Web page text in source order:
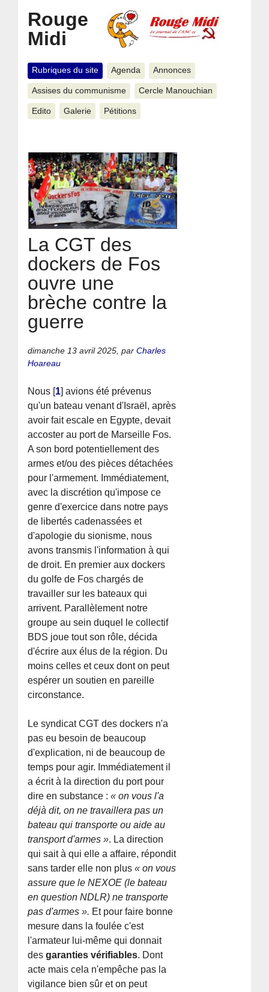
Rouge
Midi
Rubriques du site Agenda Annonces
Assises du communisme Cercle Manouchian
Edito Galerie Pétitions
La CGT des
dockers de Fos
ouvre une
brèche contre la
guerre
dimanche 13 avril 2025 ,parCharles
Hoareau
Nous [1] avions été prévenus
qu'un bateau venant d'Israël, après
avoir fait escale en Egypte, devait
accoster au port de Marseille Fos.
A son bord potentiellement des
armes et/ou des pièces détachées
pour l'armement. Immédiatement,
avec la discrétion qu'impose ce
genre d'exercice dans notre pays
de libertés cadenassées et
d'apologie du sionisme, nous
avons transmis l'information à qui
de droit. En premier aux dockers
du golfe de Fos chargés de
travailler sur les bateaux qui
arrivent. Parallèlement notre
groupe au sein duquel le collectif
BDS joue tout son rôle, décida
d'écrire aux élus de la région. Du
moins celles et ceux dont on peut
espérer un soutien en pareille
circonstance.
Le syndicat CGT des dockers n'a
pas eu besoin de beaucoup
d'explication, ni de beaucoup de
temps pour agir. Immédiatement il
a écrit à la direction du port pour
dire en substance :« on vous l'a
déjà dit, on ne travaillera pas un
bateau qui transporte ou aide au
transport d'armes ». La direction
qui sait à qui elle a affaire, répondit
sans tarder elle non plus « on vous
assure que le NEXOE (le bateau
en question NDLR) ne transporte
pas d'armes ». Et pour faire bonne
mesure dans la foulée c'est
l'armateur lui-même qui donnait
desgaranties vérifiables. Dont
acte mais cela n'empêche pas la
vigilance bien sûr et on peut